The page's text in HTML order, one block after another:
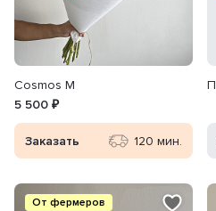
Cosmos M
5 500 ₽
Заказать 120 мин.
От фермеров